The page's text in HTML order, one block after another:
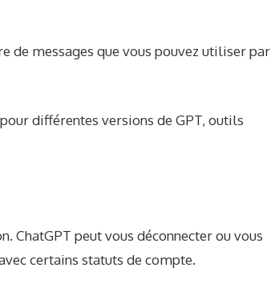
de messages que vous pouvez utiliser par
différentes versions de GPT, outils
ChatGPT peut vous déconnecter ou vous
certains statuts de compte.